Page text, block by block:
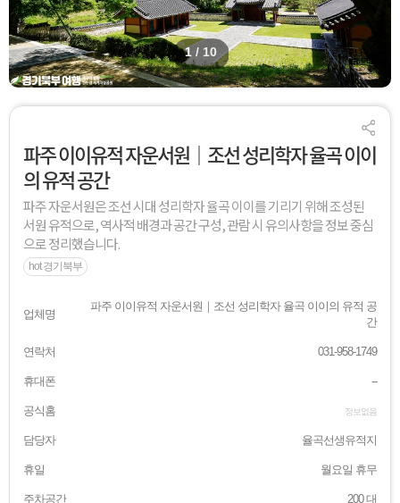
1/ 10
파주 이이유적 자운서원｜조선 성리학자 율곡 이이
의 유적 공간
파주 자운서원은 조선 시대 성리학자 율곡 이이를 기리기 위해 조성된
서원 유적으로, 역사적 배경과 공간 구성, 관람 시 유의사항을 정보 중심
으로 정리했습니다.
hot 경기북부
업체명
파주 이이유적 자운서원｜조선 성리학자 율곡 이이의 유적 공
간
연락처 031-958-1749
휴대폰 --
공식홈 정보없음
담당자 율곡선생유적지
휴일 월요일 휴무
주차공간 200 대